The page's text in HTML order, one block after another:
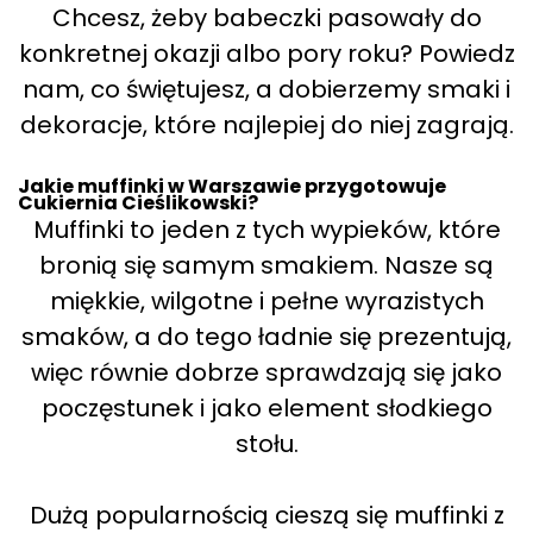
Chcesz, żeby babeczki pasowały do
konkretnej okazji albo pory roku? Powiedz
nam, co świętujesz, a dobierzemy smaki i
dekoracje, które najlepiej do niej zagrają.
Jakie muffinki w Warszawie przygotowuje
Cukiernia Cieślikowski?
Muffinki to jeden z tych wypieków, które
bronią się samym smakiem. Nasze są
miękkie, wilgotne i pełne wyrazistych
smaków, a do tego ładnie się prezentują,
więc równie dobrze sprawdzają się jako
poczęstunek i jako element słodkiego
stołu.
Dużą popularnością cieszą się muffinki z